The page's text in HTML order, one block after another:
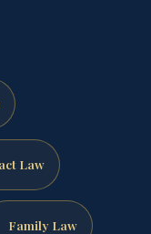
Law
Family Law